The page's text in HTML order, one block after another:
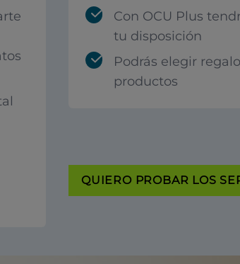
Con OCU Plus
tu disposición
Podrás elegir
productos
QUIERO PROBAR LOS